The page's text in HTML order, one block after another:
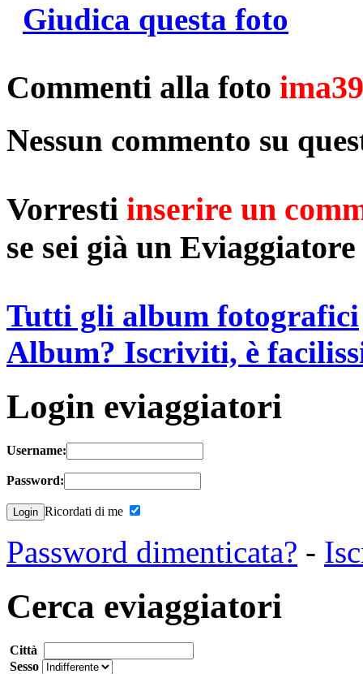
Giudica questa foto
Commenti alla foto
Nessun commento su
Vorresti inserire un
se sei già un Eviaggiatore
Tutti gli album fotografici
Album? Iscriviti, è
Login eviaggiatori
Username:
Password:
Ricordati di me
Password dimenticata? -
Cerca eviaggiatori
Città
Sesso